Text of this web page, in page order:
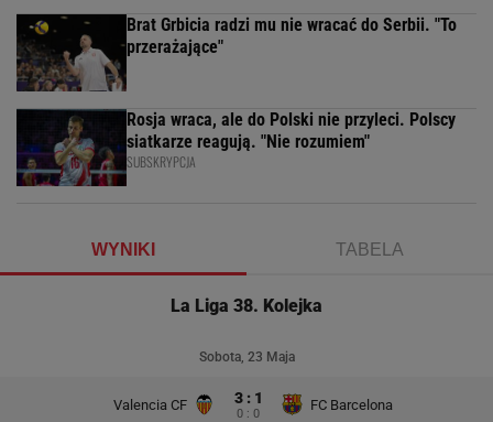
Brat Grbicia radzi mu nie wracać do Serbii. "To
przerażające"
Rosja wraca, ale do Polski nie przyleci. Polscy
siatkarze reagują. "Nie rozumiem"
SUBSKRYPCJA
WYNIKI TABELA
La Liga 38. Kolejka
Sobota, 23 Maja
Valencia CF 3 : 1
0 : 0
FC Barcelona